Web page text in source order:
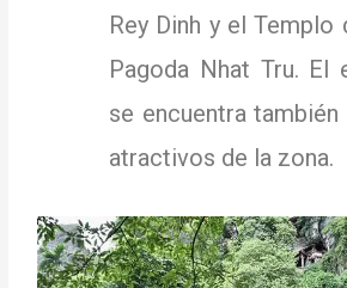
Rey Dinh y el Templo
Pagoda Nhat Tru. El
se encuentra
atractivos de la zona.